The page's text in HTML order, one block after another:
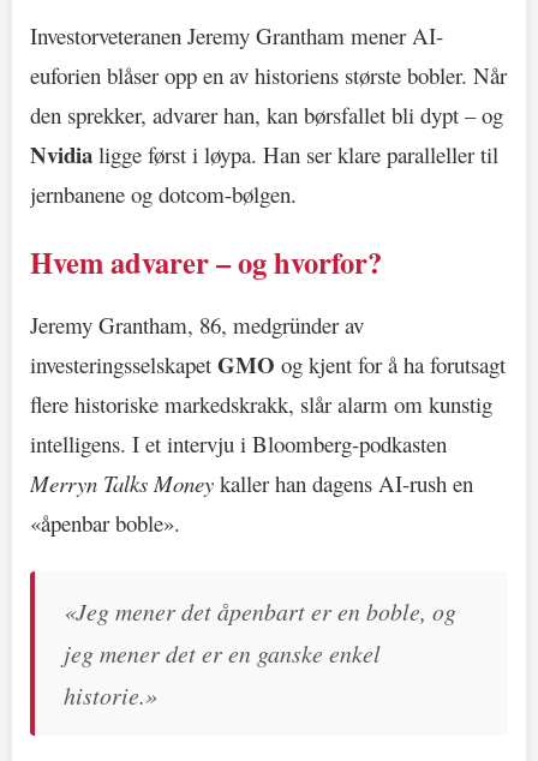
Investorveteranen Jeremy Grantham mener AI-
euforien blåser opp en av historiens største bobler. Når
den sprekker, advarer han, kan børsfallet bli dypt – og
Nvidia ligge først i løypa. Han ser klare paralleller til
jernbanene og dotcom-bølgen.
Hvem advarer – og hvorfor?
Jeremy Grantham, 86, medgründer av
investeringsselskapet GMO og kjent for å ha forutsagt
flere historiske markedskrakk, slår alarm om kunstig
intelligens. I et intervju i Bloomberg-podkasten
Merryn Talks Money kaller han dagens AI-rush en
«åpenbar boble».
«Jeg mener det åpenbart er en boble, og
jeg mener det er en ganske enkel
historie.»